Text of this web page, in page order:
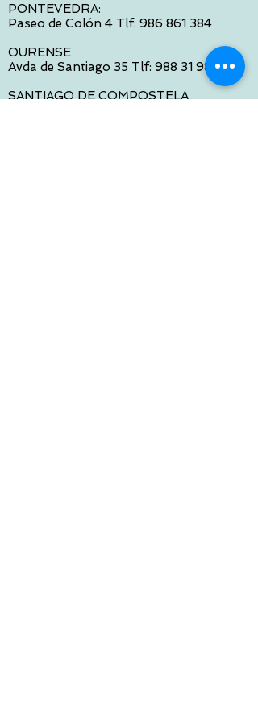
PONTEVEDRA:
Paseo de Colón 4 Tlf: 986 861 384
OURENSE
Avda de Santiago 35 Tlf: 988 31 98 26
SANTIAGO DE COMPOSTELA